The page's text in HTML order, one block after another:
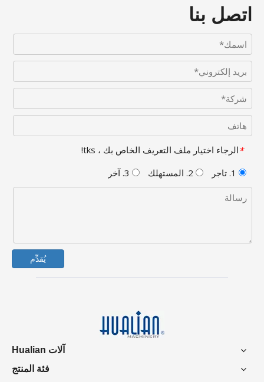
اتصل بنا
*الرجاء اختيار ملف التعريف الخاص بك ، tks!
يُقدِّم
آلات Hualian
فئة المنتج